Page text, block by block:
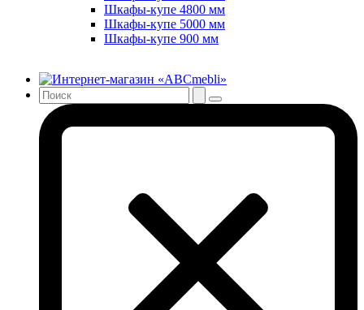
Шкафы-купе 4800 мм
Шкафы-купе 5000 мм
Шкафы-купе 900 мм